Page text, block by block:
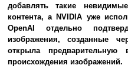
добавлять такие
контента, а NVIDIA уже
OpenAI отдельно
изображения, созданные
открыла предварительную
происхождения изображений.